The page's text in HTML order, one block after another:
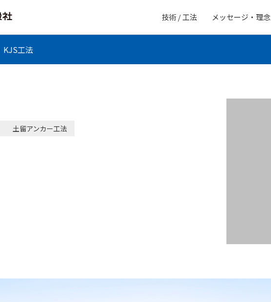
技術 / 工法 メッセージ・理念
KJS工法
土留アンカー工法